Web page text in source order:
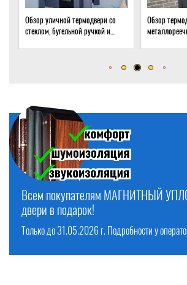
Обзор термодвери со стеклом и
металлореечным оформлением
Обзор
стеклом для
Смотреть предложения >
ТЕРМОДВЕРИ по выгодным ценам!
БЕСПЛАТНО!
Смотреть предложения >